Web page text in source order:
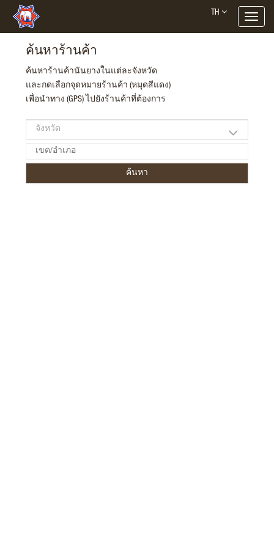
Toggle
ค้นหาร้านค้า
ค้นหาร้านค้านันยางในแต่ละจังหวัด
และกดเลือกจุดหมายร้านค้า (หมุดสีแดง)
เพื่อนำทาง (GPS) ไปยังร้านค้าที่ต้องการ
ค้นหา